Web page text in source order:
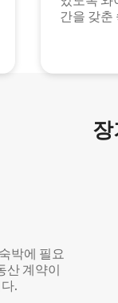
간을 갖춘
박에 필요
산 계약이
.